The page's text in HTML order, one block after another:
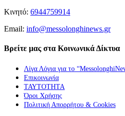
Κινητό: 6944759914
Email: info@messolonghinews.gr
Βρείτε μας στα Κοινωνικά Δίκτυα
Λίγα Λόγια για το
Επικοινωνία
ΤΑΥΤΟΤΗΤΑ
Όροι Χρήσης
Πολιτική Απορρήτου & Cookies